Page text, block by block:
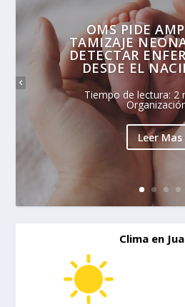
OMS PIDE
TAMIZAJE
DETECTAR
DESDE EL
Tiempo de lectura: 2
Leer Mas
Clima en